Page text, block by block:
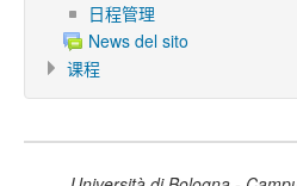
日程管理
News del sito
课程